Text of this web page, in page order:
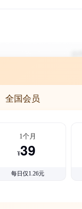
全国会员
1个月
¥39
每日仅1.26元